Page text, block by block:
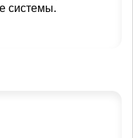
системы.